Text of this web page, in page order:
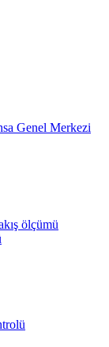
Genel Merkezi
ölçümü